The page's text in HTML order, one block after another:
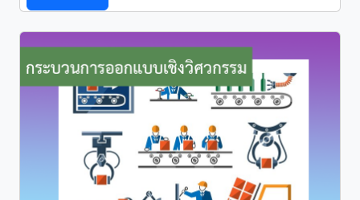
หน่วยการเรียนรู้ที่ 3 การออกแบบเชิงวิศวกรรม
วิทยาศาสตร์ คือ การหาความสัมพันธ์เชิงความเป็นเหตุเป็น
ผลของปรากฏการณ์ทางธรรมชาติ....